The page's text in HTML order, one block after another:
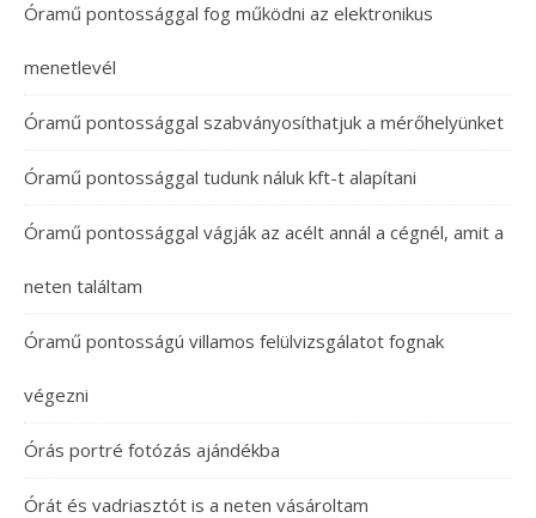
Óramű pontossággal fog működni az elektronikus
menetlevél
Óramű pontossággal szabványosíthatjuk a mérőhelyünket
Óramű pontossággal tudunk náluk kft-t alapítani
Óramű pontossággal vágják az acélt annál a cégnél, amit a
neten találtam
Óramű pontosságú villamos felülvizsgálatot fognak
végezni
Órás portré fotózás ajándékba
Órát és vadriasztót is a neten vásároltam